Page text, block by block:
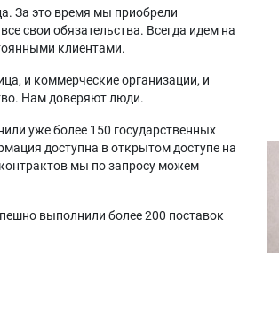
За это время мы приобрели
свои обязательства. Всегда идем на
клиентами.
и коммерческие организации, и
Нам доверяют люди.
уже более 150 государственных
доступна в открытом доступе на
мы по запросу можем
выполнили более 200 поставок